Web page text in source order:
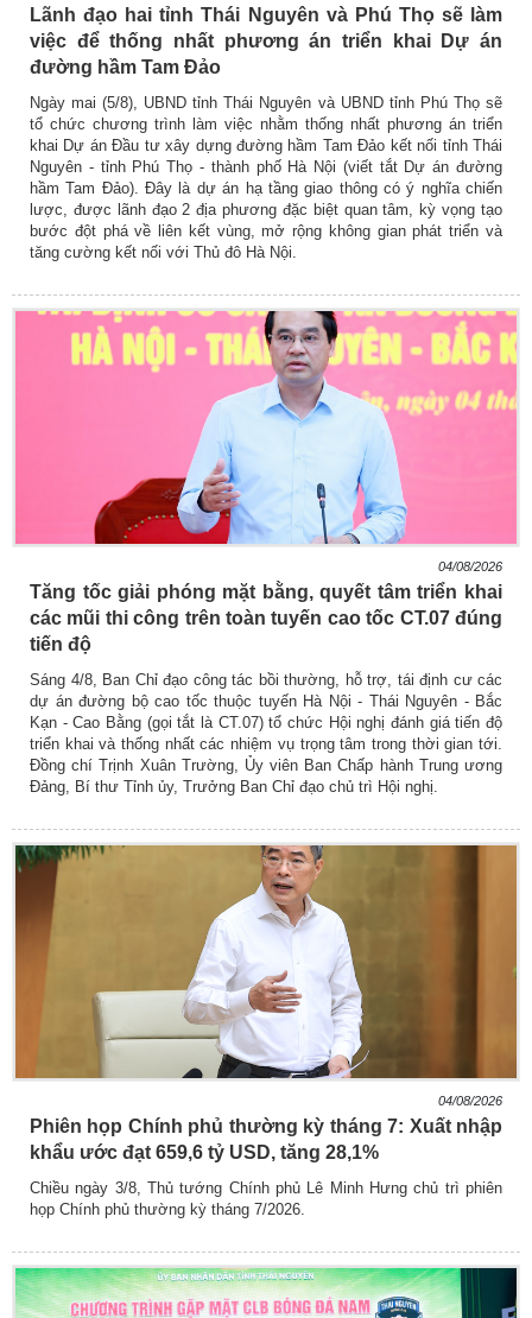
Lãnh đạo hai tỉnh Thái Nguyên và Phú Thọ sẽ làm
việc để thống nhất phương án triển khai Dự án
đường hầm Tam Đảo
Ngày mai (5/8), UBND tỉnh Thái Nguyên và UBND tỉnh Phú Thọ sẽ
tổ chức chương trình làm việc nhằm thống nhất phương án triển
khai Dự án Đầu tư xây dựng đường hầm Tam Đảo kết nối tỉnh Thái
Nguyên - tỉnh Phú Thọ - thành phố Hà Nội (viết tắt Dự án đường
hầm Tam Đảo). Đây là dự án hạ tầng giao thông có ý nghĩa chiến
lược, được lãnh đạo 2 địa phương đặc biệt quan tâm, kỳ vọng tạo
bước đột phá về liên kết vùng, mở rộng không gian phát triển và
tăng cường kết nối với Thủ đô Hà Nội.
04/08/2026
Tăng tốc giải phóng mặt bằng, quyết tâm triển khai
các mũi thi công trên toàn tuyến cao tốc CT.07 đúng
tiến độ
Sáng 4/8, Ban Chỉ đạo công tác bồi thường, hỗ trợ, tái định cư các
dự án đường bộ cao tốc thuộc tuyến Hà Nội - Thái Nguyên - Bắc
Kạn - Cao Bằng (gọi tắt là CT.07) tổ chức Hội nghị đánh giá tiến độ
triển khai và thống nhất các nhiệm vụ trọng tâm trong thời gian tới.
Đồng chí Trịnh Xuân Trường, Ủy viên Ban Chấp hành Trung ương
Đảng, Bí thư Tỉnh ủy, Trưởng Ban Chỉ đạo chủ trì Hội nghị.
04/08/2026
Phiên họp Chính phủ thường kỳ tháng 7: Xuất nhập
khẩu ước đạt 659,6 tỷ USD, tăng 28,1%
Chiều ngày 3/8, Thủ tướng Chính phủ Lê Minh Hưng chủ trì phiên
họp Chính phủ thường kỳ tháng 7/2026.